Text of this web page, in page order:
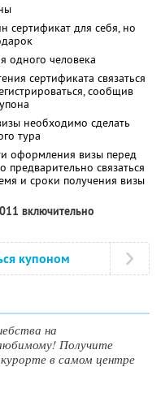
сертификат для себя, но
одного человека
сертификата связаться
сообщив
необходимо сделать
тура
оформления визы перед
связаться
и сроки получения визы
включительно
купоном
на
Получите
в самом центре